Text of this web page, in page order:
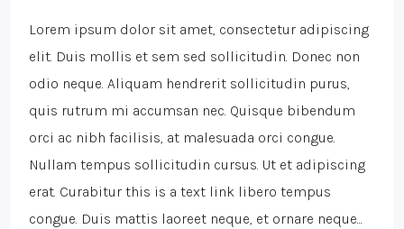
Lorem ipsum dolor sit amet, consectetur adipiscing
elit. Duis mollis et sem sed sollicitudin. Donec non
odio neque. Aliquam hendrerit sollicitudin purus,
quis rutrum mi accumsan nec. Quisque bibendum
orci ac nibh facilisis, at malesuada orci congue.
Nullam tempus sollicitudin cursus. Ut et adipiscing
erat. Curabitur this is a text link libero tempus
congue. Duis mattis laoreet neque, et ornare neque...